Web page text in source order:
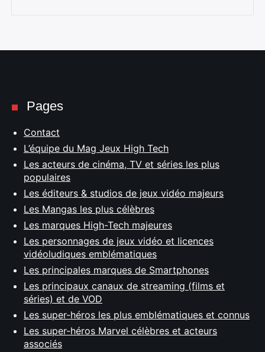
Pages
Contact
L’équipe du Mag Jeux High Tech
Les acteurs de cinéma, TV et séries les plus
populaires
Les éditeurs & studios de jeux vidéo majeurs
Les Mangas les plus célèbres
Les marques High-Tech majeures
Les personnages de jeux vidéo et licences
vidéoludiques emblématiques
Les principales marques de Smartphones
Les principaux canaux de streaming (films et
séries) et de VOD
Les super-héros les plus emblématiques et connus
Les super-héros Marvel célèbres et acteurs
associés